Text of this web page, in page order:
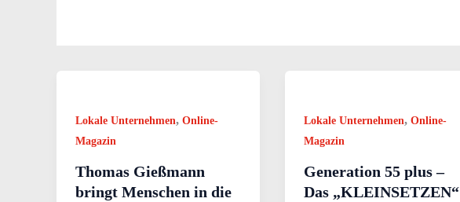
Lokale Unternehmen, Online-
Magazin
Thomas Gießmann
bringt Menschen in die
Lokale Unternehmen, Online-
Magazin
Generation 55 plus –
Das „KLEINSETZEN“